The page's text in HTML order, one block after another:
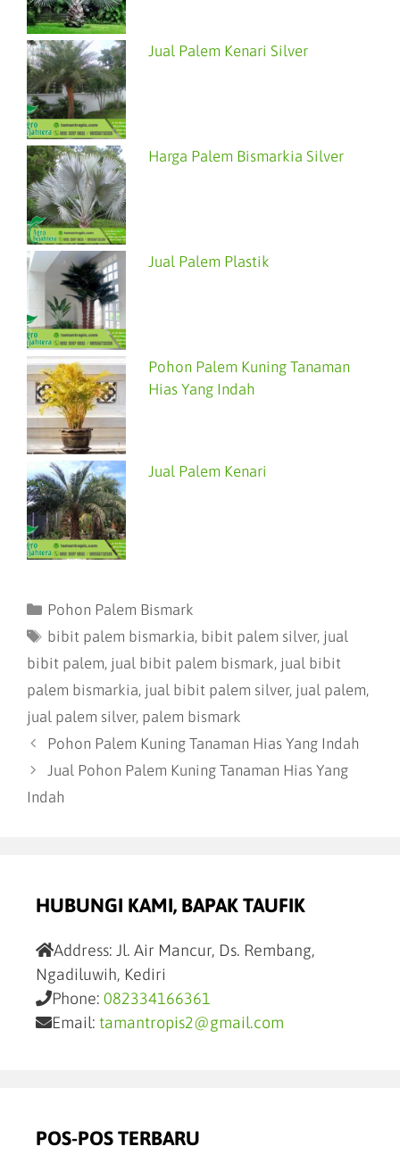
Jual Palem Kenari Silver
Harga Palem Bismarkia Silver
Jual Palem Plastik
Pohon Palem Kuning Tanaman
Hias Yang Indah
Jual Palem Kenari
Pohon Palem Bismark
bibit palem bismarkia, bibit palem silver, jual
bibit palem, jual bibit palem bismark, jual bibit
palem bismarkia, jual bibit palem silver, jual palem,
jual palem silver, palem bismark
Pohon Palem Kuning Tanaman Hias Yang Indah
Jual Pohon Palem Kuning Tanaman Hias Yang
Indah
HUBUNGI KAMI, BAPAK TAUFIK
Address: Jl. Air Mancur, Ds. Rembang,
Ngadiluwih, Kediri
Phone: 082334166361
Email: tamantropis2@gmail.com
POS-POS TERBARU